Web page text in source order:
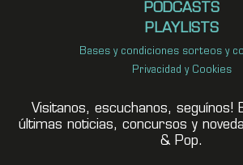
PODCASTS
PLAYLISTS
Bases y condiciones sorteos y
Privacidad y Cookies
Visitanos, escuchanos, seguínos!
últimas noticias, concursos y
& Pop.